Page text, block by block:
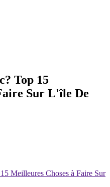
Top 15
Sur L'île De
Meilleures Choses à Faire Sur